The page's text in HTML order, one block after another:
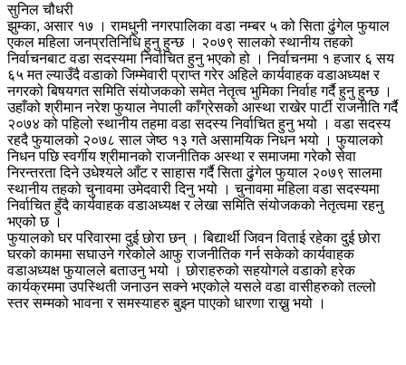
सुनिल चौधरी
झुम्का, असार १७ । रामधुनी नगरपालिका वडा नम्बर ५ को सिता ढुंगेल फुयाल
एकल महिला जनप्रतिनिधि हुनु हुन्छ । २०७९ सालको स्थानीय तहको
निर्वाचनबाट वडा सदस्यमा निर्वाचित हुनु भएको हो । निर्वाचनमा १ हजार ६ सय
६५ मत ल्याउँदै वडाको जिम्मेवारी प्राप्त गरेर अहिले कार्यवाहक वडाअध्यक्ष र
नगरको बिषयगत समिति संयोजकको समेत नेतृत्व भुमिका निर्वाह गर्दै हुनु हुन्छ ।
उहाँको श्रीमान नरेश फुयाल नेपाली काँग्रेसको आस्था राखेर पार्टी राजनीति गर्दै
२०७४ को पहिलो स्थानीय तहमा वडा सदस्य निर्वाचित हुनु भयो । वडा सदस्य
रहदै फुयालको २०७८ साल जेष्ठ १३ गते असामयिक निधन भयो । फुयालको
निधन पछि स्वर्गीय श्रीमानको राजनीतिक अस्था र समाजमा गरेकोे सेवा
निरन्तरता दिने उधेश्यले आँट र साहास गर्दै सिता ढुंगेल फुयाल २०७९ सालमा
स्थानीय तहको चुनावमा उमेदवारी दिनु भयो । चुनावमा महिला वडा सदस्यमा
निर्वाचित हुँदै कार्यवाहक वडाअध्यक्ष र लेखा समिति संयोजकको नेतृत्वमा रहनु
भएको छ ।
फुयालको घर परिवारमा दुई छोरा छन् । बिद्यार्थी जिवन विताई रहेका दुई छोरा
घरको काममा सघाउने गरेकोले आफु राजनीतिक गर्न सकेको कार्यवाहक
वडाअध्यक्ष फुयालले बताउनु भयो । छोराहरुको सहयोगले वडाको हरेक
कार्यक्रममा उपस्थिती जनाउन सक्ने भएकोले यसले वडा वासीहरुको तल्लो
स्तर सम्मको भावना र समस्याहरु बुझ्न पाएको धारणा राख्नु भयो ।